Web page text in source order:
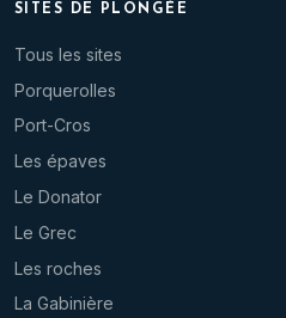
SITES DE PLONGÉE
Tous les sites
Porquerolles
Port-Cros
Les épaves
Le Donator
Le Grec
Les roches
La Gabinière